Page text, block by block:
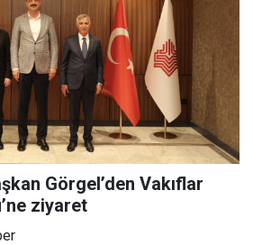
Görgel’den Vakıflar
ziyaret